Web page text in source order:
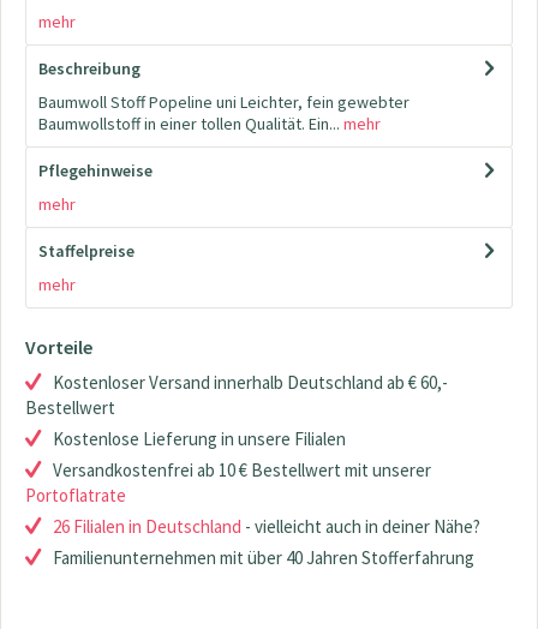
mehr
Beschreibung
Baumwoll Stoff Popeline uni Leichter, fein gewebter
Baumwollstoff in einer tollen Qualität. Ein... mehr
Pflegehinweise
mehr
Staffelpreise
mehr
Vorteile
Kostenloser Versand innerhalb Deutschland ab € 60,-
Bestellwert
Kostenlose Lieferung in unsere Filialen
Versandkostenfrei ab 10 € Bestellwert mit unserer
Portoflatrate
26 Filialen in Deutschland - vielleicht auch in deiner Nähe?
Familienunternehmen mit über 40 Jahren Stofferfahrung